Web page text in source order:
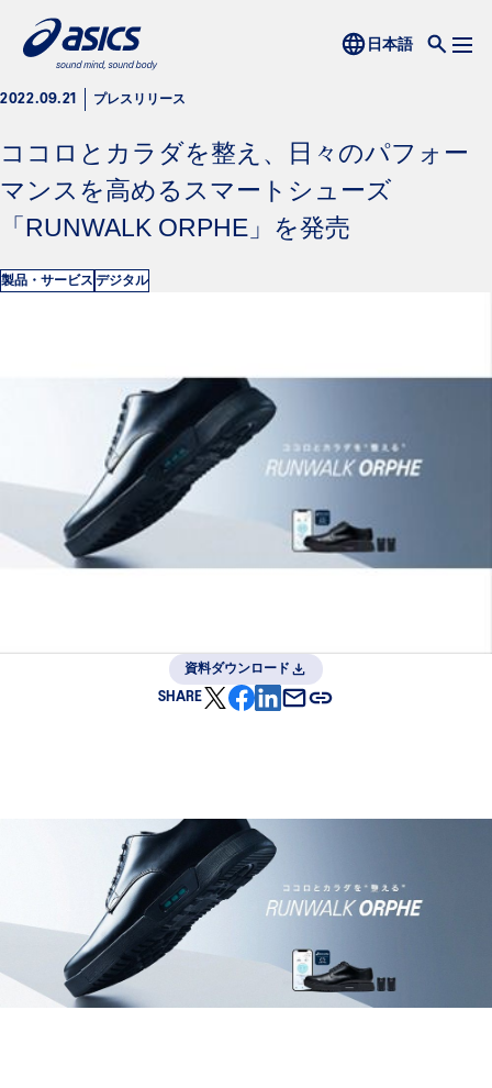
2022.09.21 プレスリリース
ココロとカラダを整え、日々のパフォー
マンスを高めるスマートシューズ
「RUNWALK ORPHE」を発売
製品・サービス デジタル
資料ダウンロード
SHARE